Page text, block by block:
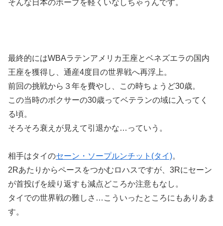
そんな日本のホープを軽くいなしちゃうんです。
最終的にはWBAラテンアメリカ王座とベネズエラの国内
王座を獲得し、通産4度目の世界戦へ再浮上。
前回の挑戦から３年を費やし、この時ちょうど30歳。
この当時のボクサーの30歳ってベテランの域に入ってく
る頃。
そろそろ衰えが見えて引退かな…っていう。
相手はタイのセーン・ソープルンチット(タイ)。
2Rあたりからペースをつかむロハスですが、3Rにセーン
が首投げを繰り返すも減点どころか注意もなし。
タイでの世界戦の難しさ…こういったところにもありあま
す。